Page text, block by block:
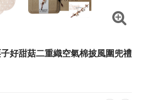
子好甜菇二重織空氣棉披風圍兜禮